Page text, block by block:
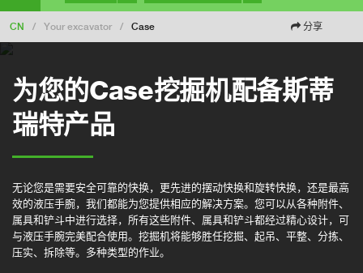
CN / Your excavator / Case 分享
为您的Case挖掘机配备斯蒂
瑞特产品
无论您是需要安全可靠的快换，更先进的摆动快换和旋转快换，还是最高
效的液压手腕，我们都能为您提供相应的解决方案。您可以从各种附件、
属具和铲斗中进行选择，所有这些附件、属具和铲斗都经过精心设计，可
与液压手腕完美配合使用。挖掘机将能够胜任挖掘、起吊、平整、分拣、
压实、拆除等。多种类型的作业。